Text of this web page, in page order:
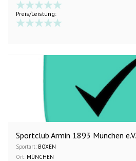
Preis/Leistung:
Sportclub Armin 1893 München e.V.
Sportart: BOXEN
Ort: MÜNCHEN